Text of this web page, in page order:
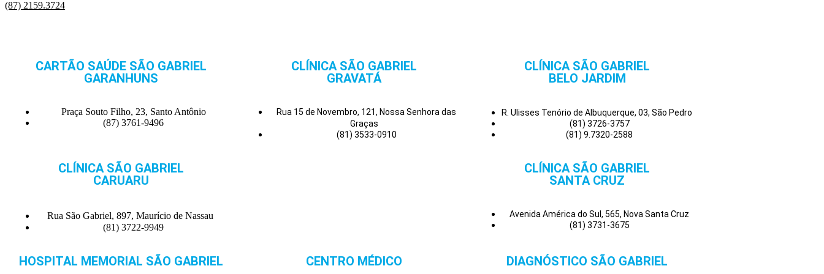
(87) 2159.3724
CARTÃO SAÚDE SÃO GABRIEL
GARANHUNS
Praça Souto Filho, 23, Santo Antônio
(87) 3761-9496
CLÍNICA SÃO GABRIEL
GRAVATÁ
Rua 15 de Novembro, 121, Nossa Senhora das
Graças
(81) 3533-0910
CLÍNICA SÃO GABRIEL
BELO JARDIM
R. Ulisses Tenório de Albuquerque, 03, São Pedro
(81) 3726-3757
(81) 9.7320-2588
CLÍNICA SÃO GABRIEL
CARUARU
Rua São Gabriel, 897, Maurício de Nassau
(81) 3722-9949
CLÍNICA SÃO GABRIEL
SANTA CRUZ
Avenida América do Sul, 565, Nova Santa Cruz
(81) 3731-3675
HOSPITAL MEMORIAL SÃO GABRIEL CENTRO MÉDICO DIAGNÓSTICO SÃO GABRIEL